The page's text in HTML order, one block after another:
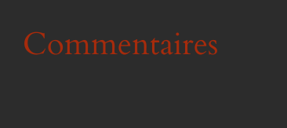
Commentaires